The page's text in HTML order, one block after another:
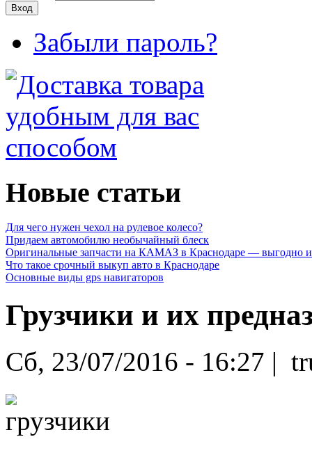
Забыли пароль?
Новые статьи
Для чего нужен чехол на рулевое колесо?
Придаем автомобилю необычайный блеск
Оригинальные запчасти на КАМАЗ в Краснодаре — выгодно и
Что такое срочный выкуп авто в Краснодаре
Основные виды gps навигаторов
Грузчики и их
Сб, 23/07/2016 - 16:27 |